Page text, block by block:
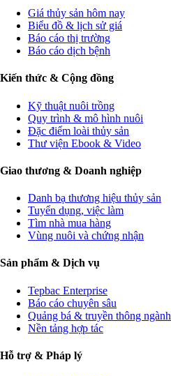
Giá thủy sản hôm nay
Biểu đồ & lịch sử giá
Báo cáo thị trường
Báo cáo dịch bệnh
Kiến thức & Cộng đồng
Kỹ thuật nuôi trồng
Quy trình & mô hình nuôi
Đặc điểm loài thủy sản
Thư viện Ebook & Video
Giao thương & Doanh nghiệp
Danh bạ thương hiệu thủy sản
Tuyển dụng, việc làm
Tìm nhà mua hàng
Vùng nuôi và chứng nhận
Sản phẩm & Dịch vụ
Tepbac Enterprise
Báo cáo chuyên sâu
Quảng bá & truyền thông ngành
Nền tảng hợp tác
Hỗ trợ & Pháp lý